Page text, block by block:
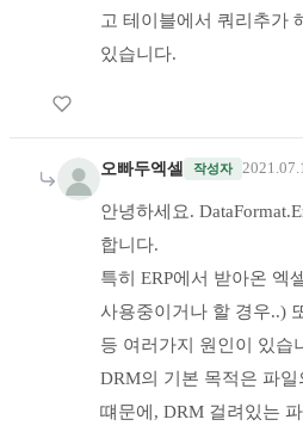
고 테이블에서 쿼리추가
있습니다.
오빠두엑셀 작성자
안녕하세요.
합니다.
특히 ERP에서 받아온 엑
사용중이거나 할 경우..)
등 여러가지 원인이 있습
DRM의 기본 목적은 파
떄문에, DRM 걸려있는